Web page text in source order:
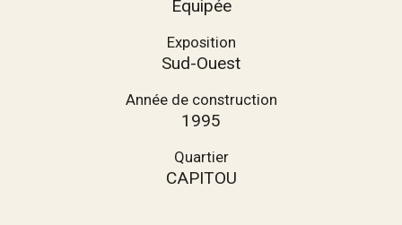
Equipée
Exposition
Sud-Ouest
Année de construction
1995
Quartier
CAPITOU